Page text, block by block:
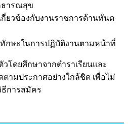
ธารณสุข
กี่ยวข้องกับงานราชการด้านทันต
กษะในการปฏิบัติงานตามหน้าที่
โดยศึกษาจากตำราเรียนและ
ามประกาศอย่างใกล้ชิด เพื่อไม่
การสมัคร